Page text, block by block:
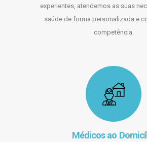
experientes, atendemos as suas
saúde de forma personalizada e
competência.
Médicos ao